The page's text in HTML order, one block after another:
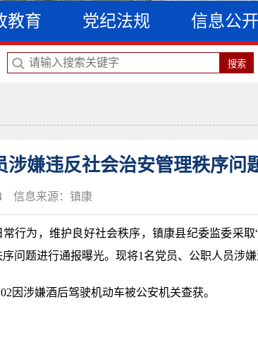
教育 党纪法规 信息公开
嫌违反社会治安管理秩序问
信息来源：镇康
行为，维护良好社会秩序，镇康县纪委监委采
问题进行通报曝光。现将1名党员、公职人员涉嫌
因涉嫌酒后驾驶机动车被公安机关查获。